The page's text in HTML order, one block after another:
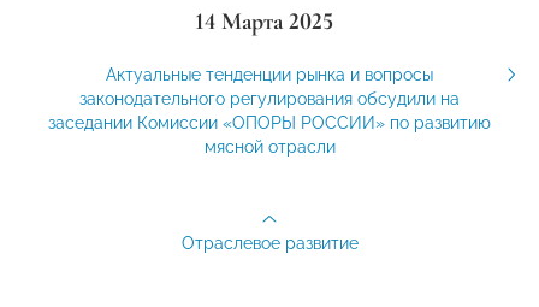
14 Марта 2025
Актуальные тенденции рынка и вопросы
законодательного регулирования обсудили на
заседании Комиссии «ОПОРЫ РОССИИ» по развитию
мясной отрасли
Отраслевое развитие